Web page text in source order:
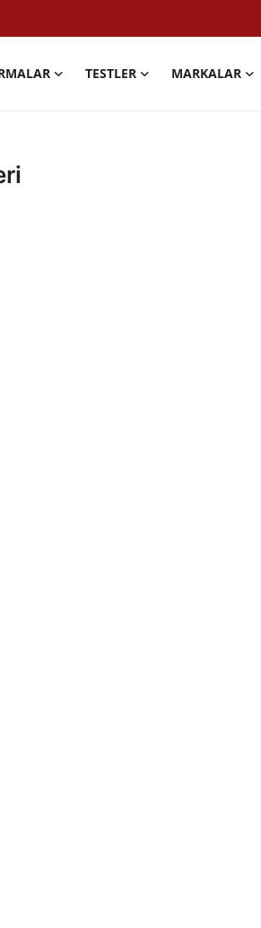
TESTLER MARKALAR